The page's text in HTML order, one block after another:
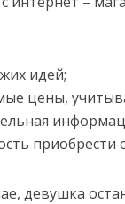
идей;
цены,
приобрести
девушка